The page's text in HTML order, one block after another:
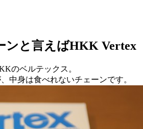
ンと言えばHKK Vertex
のベルテックス。
中身は食べれないチェーンです。